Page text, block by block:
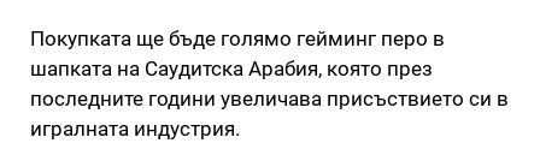
Покупката ще бъде голямо гейминг перо в
шапката на Саудитска Арабия, която през
последните години увеличава присъствието си в
игралната индустрия.